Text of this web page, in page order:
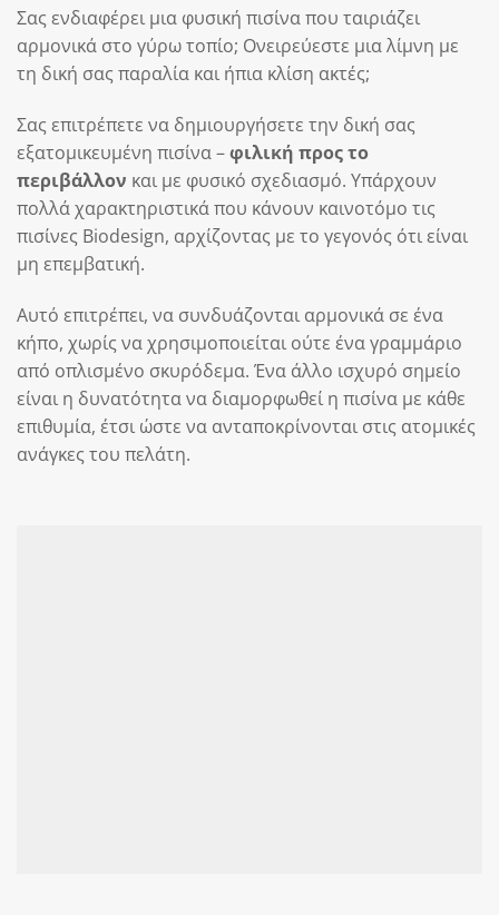
Σας ενδιαφέρει μια φυσική πισίνα που ταιριάζει
αρμονικά στο γύρω τοπίο; Ονειρεύεστε μια λίμνη με
τη δική σας παραλία και ήπια κλίση ακτές;
Σας επιτρέπετε να δημιουργήσετε την δική σας
εξατομικευμένη πισίνα –φιλική προς το
περιβάλλον και με φυσικό σχεδιασμό. Υπάρχουν
πολλά χαρακτηριστικά που κάνουν καινοτόμο τις
πισίνες Biodesign, αρχίζοντας με το γεγονός ότι είναι
μη επεμβατική.
Αυτό επιτρέπει, να συνδυάζονται αρμονικά σε ένα
κήπο, χωρίς να χρησιμοποιείται ούτε ένα γραμμάριο
από οπλισμένο σκυρόδεμα. Ένα άλλο ισχυρό σημείο
είναι η δυνατότητα να διαμορφωθεί η πισίνα με κάθε
επιθυμία, έτσι ώστε να ανταποκρίνονται στις ατομικές
ανάγκες του πελάτη.